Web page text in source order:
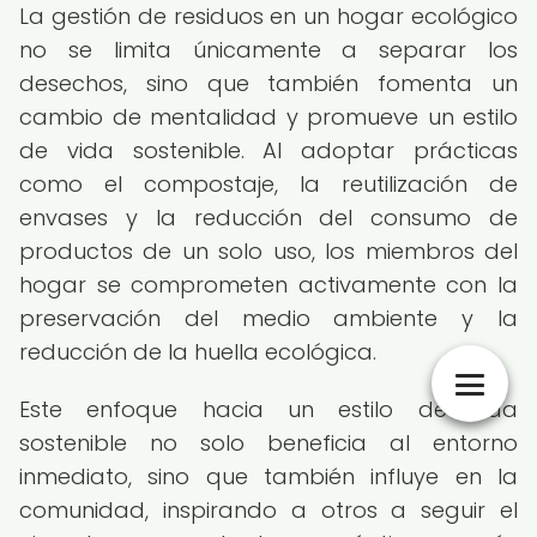
La gestión de residuos en un hogar ecológico
no se limita únicamente a separar los
desechos, sino que también fomenta un
cambio de mentalidad y promueve un estilo
de vida sostenible. Al adoptar prácticas
como el compostaje, la reutilización de
envases y la reducción del consumo de
productos de un solo uso, los miembros del
hogar se comprometen activamente con la
preservación del medio ambiente y la
reducción de la huella ecológica.
Este enfoque hacia un estilo de vida
sostenible no solo beneficia al entorno
inmediato, sino que también influye en la
comunidad, inspirando a otros a seguir el